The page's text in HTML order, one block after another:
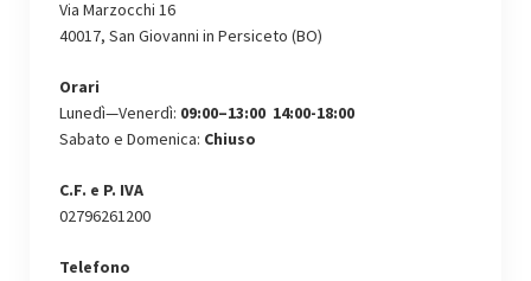
Via Marzocchi 16
40017, San Giovanni in Persiceto (BO)
Orari
Lunedì—Venerdì: 09:00–13:00 14:00-18:00
Sabato e Domenica: Chiuso
C.F. e P. IVA
02796261200
Telefono